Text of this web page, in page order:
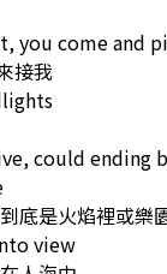
you come and
接我
could ending
底是火焰裡或樂
view